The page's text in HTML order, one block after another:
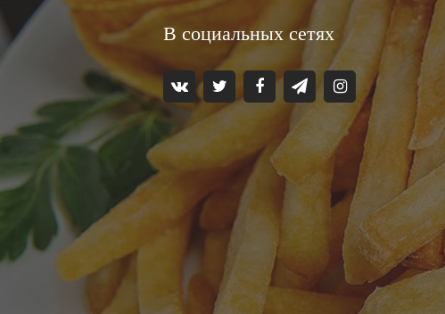
В социальных сетях